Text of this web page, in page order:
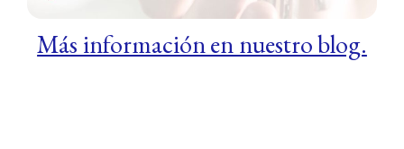
Más información en nuestro blog.